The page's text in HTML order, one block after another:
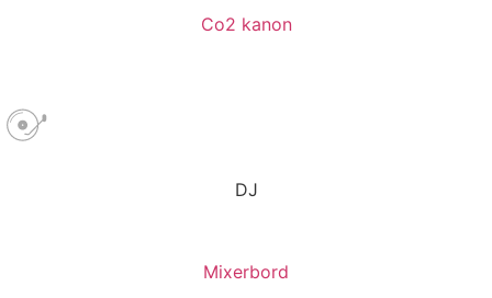
Co2 kanon
DJ
Mixerbord